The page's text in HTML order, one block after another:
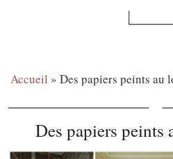
Accueil » Des papiers peints au
Des papiers peints